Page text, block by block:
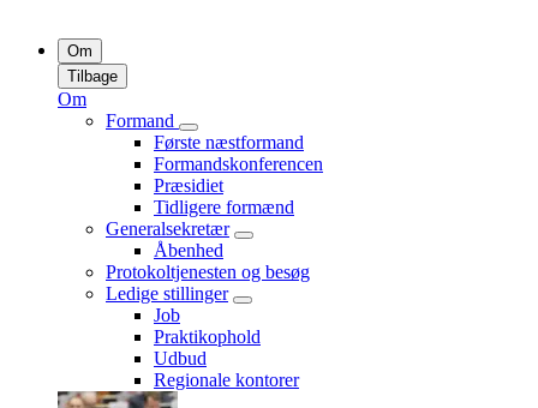
Om
Tilbage
Om
Formand
Første næstformand
Formandskonferencen
Præsidiet
Tidligere formænd
Generalsekretær
Åbenhed
Protokoltjenesten og besøg
Ledige stillinger
Job
Praktikophold
Udbud
Regionale kontorer